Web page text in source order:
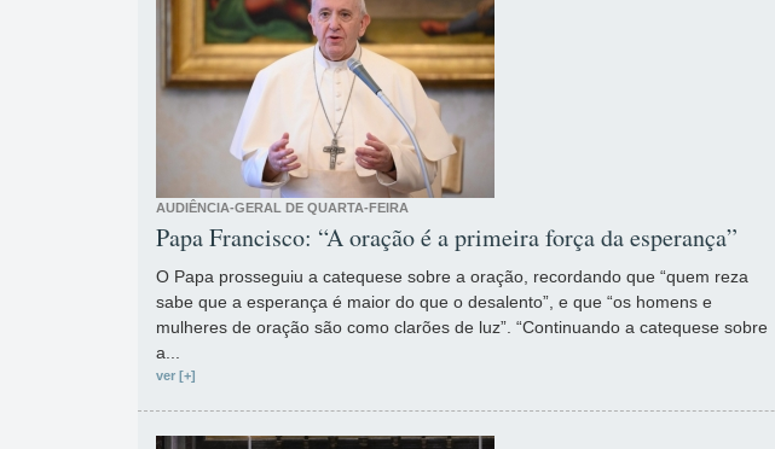
AUDIÊNCIA-GERAL DE QUARTA-FEIRA
Papa Francisco: “A oração é a primeira força da esperança”
O Papa prosseguiu a catequese sobre a oração, recordando que “quem reza
sabe que a esperança é maior do que o desalento”, e que “os homens e
mulheres de oração são como clarões de luz”. “Continuando a catequese sobre
a...
ver [+]